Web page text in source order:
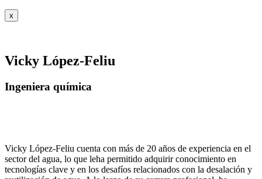
x
Vicky López-Feliu
Ingeniera química
Vicky López-Feliu cuenta con más de 20 años de experiencia en el
sector del agua, lo que leha permitido adquirir conocimiento en
tecnologías clave y en los desafíos relacionados con la desalación y